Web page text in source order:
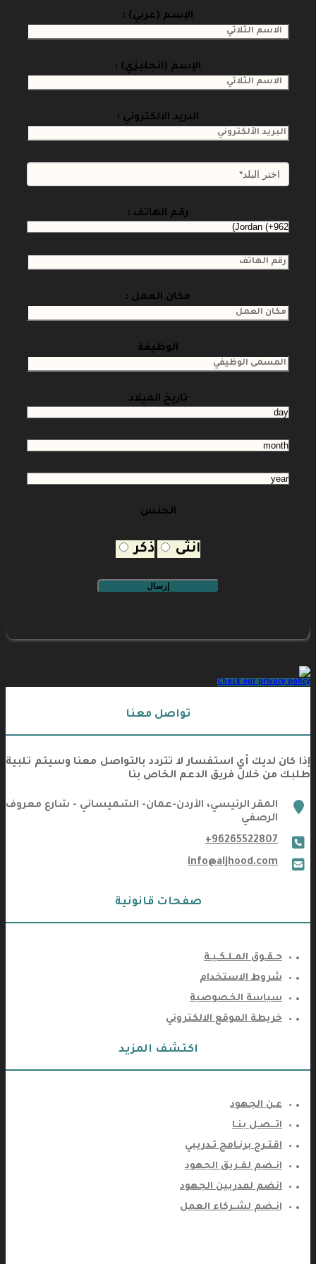
الإسم (عربي) :
الإسم (انجليزي) :
البريد الالكتروني :
رقم الهاتف :
مكان العمل :
الوظيفة
تاريخ الميلاد
الجنس
انثى ذكر
إرسال
Check our privacy policy
تواصل معنا
إذا كان لديك أي استفسار لا تتردد بالتواصل معنا وسيتم تلبية
طلبك من خلال فريق الدعم الخاص بنا
marker
المقر الرئيسي، الأردن-عمان- الشميساني - شارع معروف
الرصفي
phone
+96265522807
email
info@aljhood.com
صفحات قانونية
حـقـوق المـلـكـيـة
شروط الاستخدام
سياسة الخصوصية
خريطة الموقع الالكتروني
اكتشف المزيد
عـن الجهود
اتــصـل بنـا
اقتـرح برنـامج تـدريبي
انـضم لفـريق الجهود
انضم لمدربين الجهود
انـضم لشـركاء العمل